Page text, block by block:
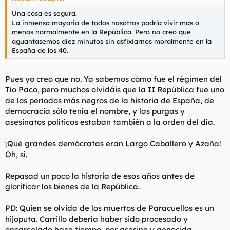
Por último a Ángel, un chico católico de dieciocho años,
después de intentar que renegara de sus principios, le someten
a una espantosa tortura, cortándole las orejas, la nariz, los
dedos de las manos y pies, la lengua… Le sacan los ojos, y le
parten los brazos y las piernas para dejarle luego en mitad del
campo agonizando al sol durante horas…
Todas las noches dan “el parte” a su jefe “El Negro”, al que le
gusta sentarse en medio de la plaza del pueblo, donde arde
una gran hoguera que avivan con “menudencias” recogidas de
la Iglesia, del Convento, del Ayuntamiento y de casas
particulares: más de 10.000 libros, muebles, cuadros de gran
valor y otras obras de arte, como un archivo precioso del siglo
de estos héroes de la libertad.
“Negro” se rinde sin tampoco en este caso disparar ni una
bala. Pero alguien del pueblo, algún chivato sin duda, cuenta
las atrocidades de los milicianos…
“El Negro” y sus secuaces son juzgados y fusilados por sus
heroicas acciones…
Una cosa es segura.
La inmensa mayoria de todos nosotros podría vivir mas o
menos normalmente en la República. Pero no creo que
aguantasemos diez minutos sin asfixiarnos moralmente en la
España de los 40.
Pues yo creo que no. Ya sabemos cómo fue el régimen del
Tío Paco, pero muchos olvidáis que la II República fue uno
de los períodos más negros de la historia de España, de
democracia sólo tenía el nombre, y las purgas y
asesinatos políticos estaban también a la orden del día.
¡Qué grandes demócratas eran Largo Caballero y Azaña!
Oh, sí.
Repasad un poco la historia de esos años antes de
glorificar los bienes de la República.
PD: Quien se olvida de los muertos de Paracuellos es un
hijoputa. Carrillo debería haber sido procesado y